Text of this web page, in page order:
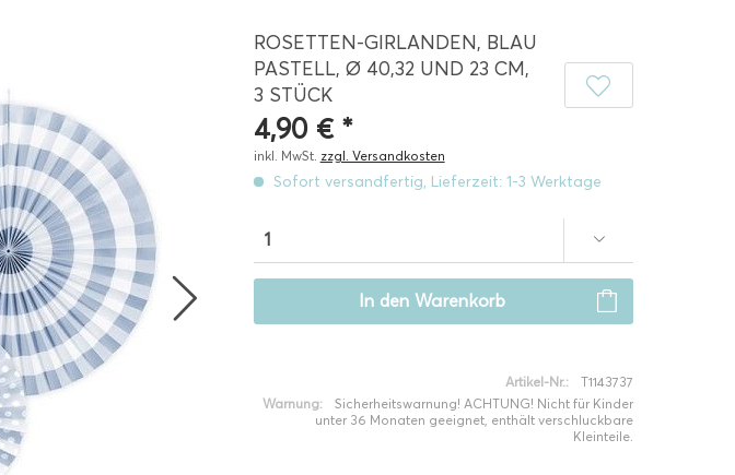
ROSETTEN-GIRLANDEN, BLAU
PASTELL, Ø 40,32 UND 23 CM,
3 STÜCK
4,90 € *
inkl. MwSt. zzgl. Versandkosten
Sofort versandfertig, Lieferzeit: 1-3 Werktage
In den Warenkorb
Artikel-Nr.:
T1143737
Warnung:
Sicherheitswarnung! ACHTUNG! Nicht für Kinder
unter 36 Monaten geeignet, enthält verschluckbare
Kleinteile.